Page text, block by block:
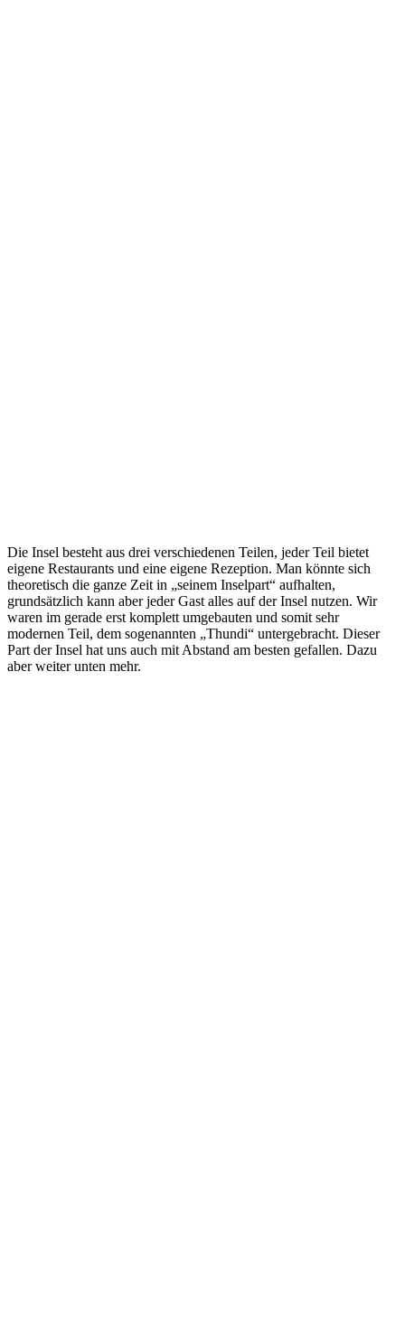
Die Insel besteht aus drei verschiedenen Teilen, jeder Teil bietet
eigene Restaurants und eine eigene Rezeption. Man könnte sich
theoretisch die ganze Zeit in „seinem Inselpart“ aufhalten,
grundsätzlich kann aber jeder Gast alles auf der Insel nutzen. Wir
waren im gerade erst komplett umgebauten und somit sehr
modernen Teil, dem sogenannten „Thundi“ untergebracht. Dieser
Part der Insel hat uns auch mit Abstand am besten gefallen. Dazu
aber weiter unten mehr.